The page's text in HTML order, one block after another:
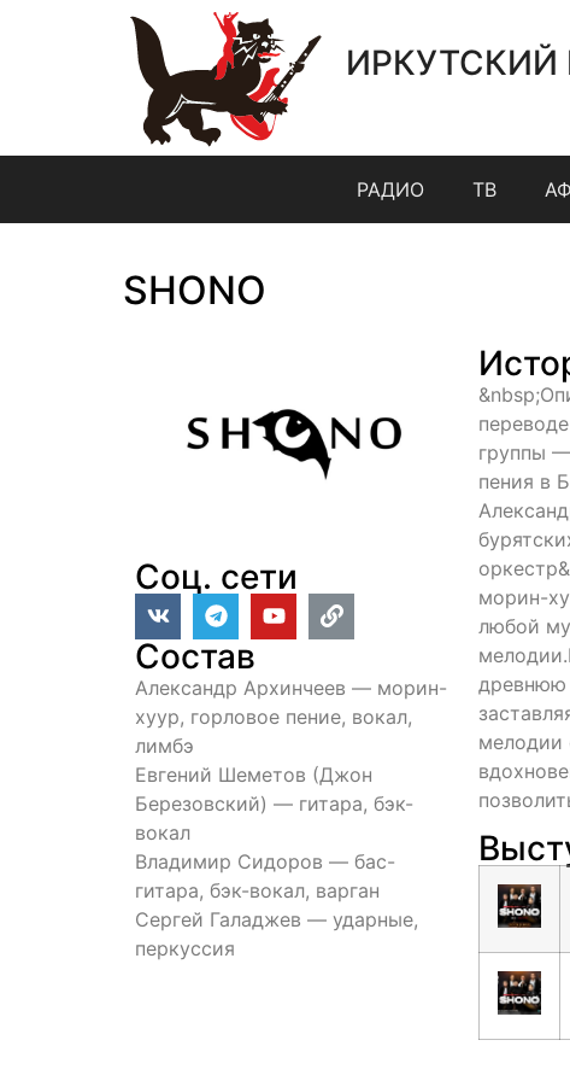
ИРКУТСКИЙ
РАДИО ТВ
SHONO
Соц. сети
Состав
Александр Архинчеев — морин-
хуур, горловое пение, вокал,
лимбэ
Евгений Шеметов (Джон
Березовский) — гитара, бэк-
вокал
Владимир Сидоров — бас-
гитара, бэк-вокал, варган
Сергей Галаджев — ударные,
перкуссия
группы
пения в
морин-
любой
древнюю
мелодии